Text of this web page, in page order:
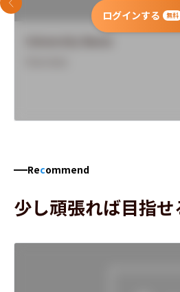
ログインする 無料
前のスライド
Recommend
少し頑張れば目指